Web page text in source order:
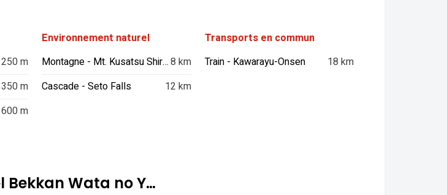
250 m
350 m
600 m
Environnement naturel
Montagne - Mt. Kusatsu Shirane8 km
Cascade - Seto Falls
12 km
Transports en commun
Train - Kawarayu-Onsen
18 km
Bekkan Wata no Y…